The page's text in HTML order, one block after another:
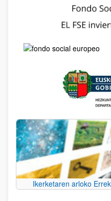
Ikerketaren arloko